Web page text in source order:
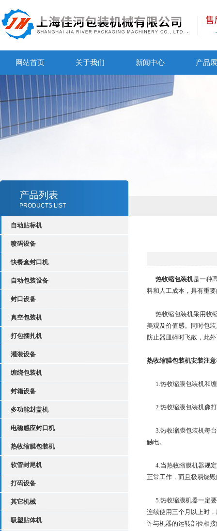
网站首页 关于我们 新闻中心 产品
产品列表
PRODUCTS LIST
自动贴标机
喷码设备
快餐盒封口机
自动包装设备
封口设备
真空包装机
打包捆扎机
灌装设备
缠绕包装机
封箱设备
多功能封盖机
电磁感应封口机
热收缩膜包装机
软管封尾机
打码设备
其它机械
吸塑贴体机
热收缩包装机是一种
料和人工成本，具有重
热收缩包装机采用收缩
美观及价值感。同时包
防止器皿碎时飞散，此
热收缩膜包装机安装注
1.热收缩膜包装机和缠
2.热收缩膜包装机像打
3.热收缩膜包装机每台
触电。
4.当热收缩膜机器规定
正常工作，而且极易烧
5.热收缩膜机器一定要
连续使用三个月以上时
许与机器的运转部位相